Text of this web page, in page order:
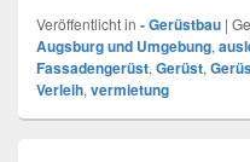
Veröffentlicht in - Gerüstbau |
Augsburg und Umgebung,
Fassadengerüst, Gerüst,
Verleih, vermietung